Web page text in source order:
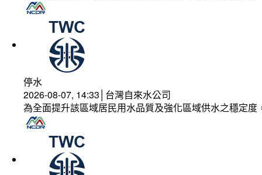
停水
2026-08-07, 14:33│台灣自來水公司
為全面提升該區域居民用水品質及強化區域供水之穩定